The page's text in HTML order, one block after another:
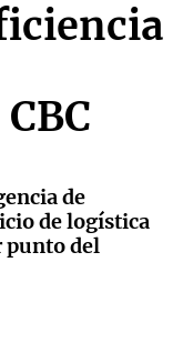
de
de logística
punto del